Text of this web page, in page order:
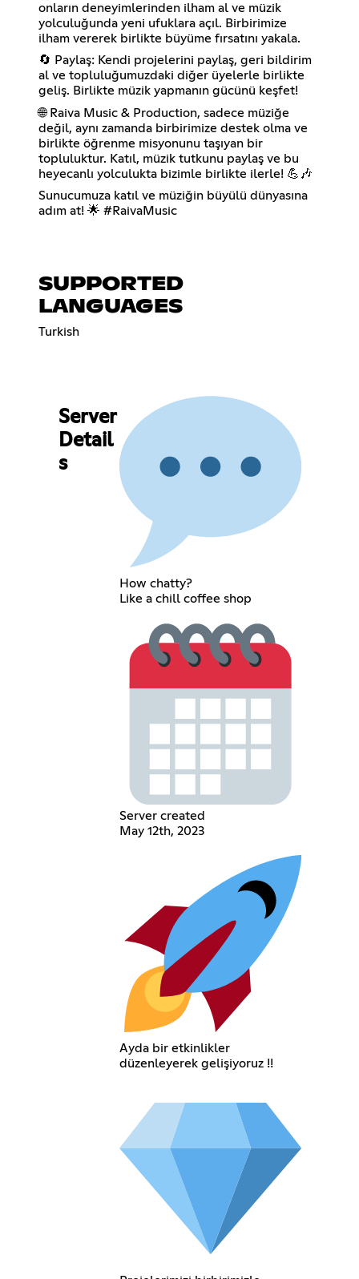
onların deneyimlerinden ilham al ve müzik
yolculuğunda yeni ufuklara açıl. Birbirimize
ilham vererek birlikte büyüme fırsatını yakala.
🔄 Paylaş: Kendi projelerini paylaş, geri bildirim
al ve topluluğumuzdaki diğer üyelerle birlikte
geliş. Birlikte müzik yapmanın gücünü keşfet!
🌐 Raiva Music & Production, sadece müziğe
değil, aynı zamanda birbirimize destek olma ve
birlikte öğrenme misyonunu taşıyan bir
topluluktur. Katıl, müzik tutkunu paylaş ve bu
heyecanlı yolculukta bizimle birlikte ilerle! 💪🎶
Sunucumuza katıl ve müziğin büyülü dünyasına
adım at! 🌟 #RaivaMusic
SUPPORTED
LANGUAGES
Turkish
Server
Detail
s
How chatty?
Like a chill coffee shop
Server created
May 12th, 2023
Ayda bir etkinlikler
düzenleyerek gelişiyoruz !!